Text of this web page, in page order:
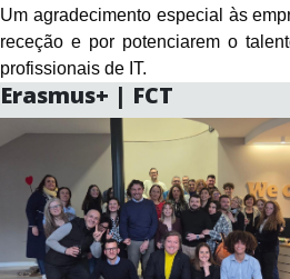
Um agradecimento especial às
receção e por potenciarem o
profissionais de IT.
Erasmus+ | FCT